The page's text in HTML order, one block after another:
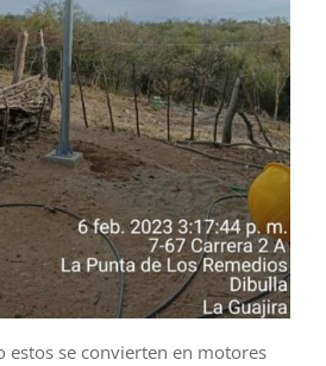
estos se convierten en motores